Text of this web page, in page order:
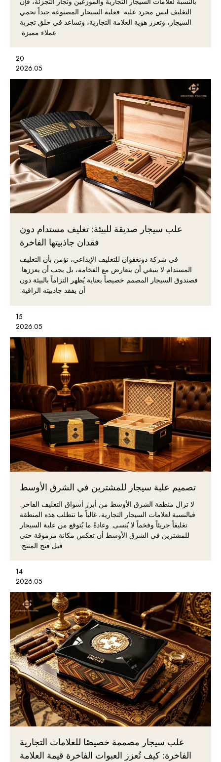
التغليف ليس مجرد علبة. فعلبة السيجار المصنوعة جيداً تحمي
السيجار، وتعزز هوية العلامة التجارية، وتساعد في خلق تجربة
عملاء مميزة.
20
2026.05
علب سيجار صديقة للبيئة: تغليف مستدام دون
فقدان جاذبيتها الفاخرة
في شركة دونغقوان للتغليف الإبداعي، نؤمن بأن التغليف
المستدام لا ينبغي أن يتعارض مع الفخامة، بل يجب أن يعززها.
فصندوق السيجار المصمم خصيصاً بعناية يُظهر التزاماً بالبيئة دون
أن يفقد جاذبيته الراقية.
15
2026.05
تصميم علبة سيجار للمشترين في الشرق الأوسط
لا تزال منطقة الشرق الأوسط من أبرز أسواق التغليف الفاخر.
فبالنسبة لعلامات السيجار التجارية، غالباً ما تتطلب هذه المنطقة
تغليفاً جريئاً وفخماً لا يُنسى. وعادةً ما يُتوقع من علبة السيجار
للمشترين في الشرق الأوسط أن تعكس مكانة مرموقة حتى
قبل فتح المنتج.
14
2026.05
علب سيجار مصممة خصيصًا للعلامات التجارية
الفاخرة: كيف تُعزز العبوات الفاخرة قيمة العلامة